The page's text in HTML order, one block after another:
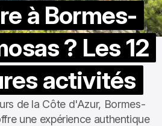
à Bormes-
? Les 12
activités
de la Côte d'Azur, Bormes-
une expérience authentique